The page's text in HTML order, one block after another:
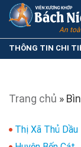
An
THÔNG TIN CHI
Trang chủ »
Thị Xã Thủ